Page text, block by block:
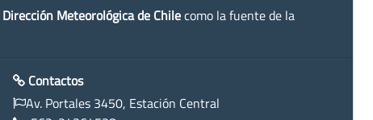
Dirección Meteorológica de Chilecomo la fuente de la
Contactos
Av. Portales 3450, Estación Central